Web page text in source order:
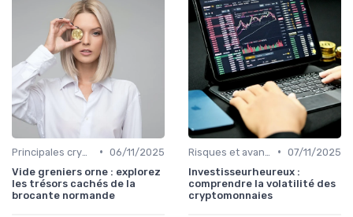
• 06/11/2025
Vide greniers orne : explorez
les trésors cachés de la
brocante normande
• 07/11/2025
Investisseurheureux :
comprendre la volatilité des
cryptomonnaies